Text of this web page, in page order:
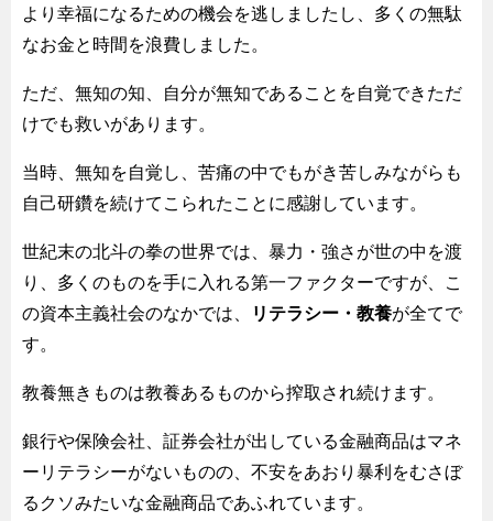
より幸福になるための機会を逃しましたし、多くの無駄
なお金と時間を浪費しました。
ただ、無知の知、自分が無知であることを自覚できただ
けでも救いがあります。
当時、無知を自覚し、苦痛の中でもがき苦しみながらも
自己研鑽を続けてこられたことに感謝しています。
世紀末の北斗の拳の世界では、暴力・強さが世の中を渡
り、多くのものを手に入れる第一ファクターですが、こ
の資本主義社会のなかでは、
リテラシー・教養が全てで
す。
教養無きものは教養あるものから搾取され続けます。
銀行や保険会社、証券会社が出している金融商品はマネ
ーリテラシーがないものの、不安をあおり暴利をむさぼ
るクソみたいな金融商品であふれています。